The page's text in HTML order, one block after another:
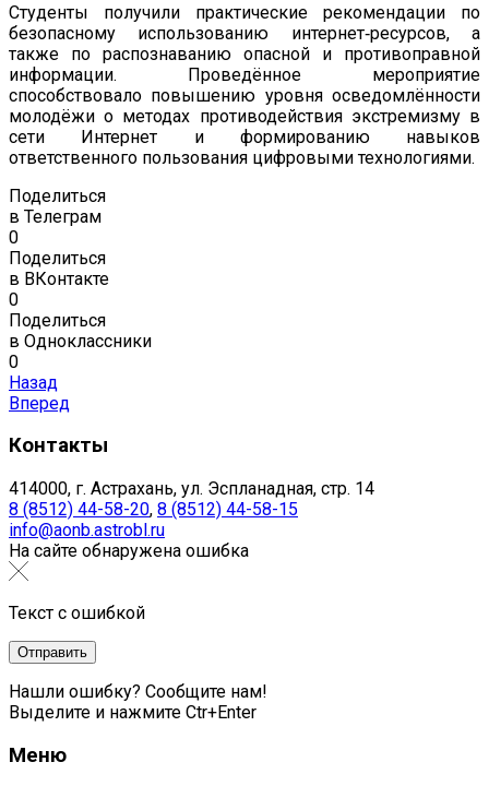
Студенты получили практические рекомендации по
безопасному использованию интернет‑ресурсов, а
также по распознаванию опасной и противоправной
информации. Проведённое мероприятие
способствовало повышению уровня осведомлённости
молодёжи о методах противодействия экстремизму в
сети Интернет и формированию навыков
ответственного пользования цифровыми технологиями.
Поделиться
в Телеграм
0
Поделиться
в ВКонтакте
0
Поделиться
в Одноклассники
0
Назад
Вперед
Контакты
414000, г. Астрахань, ул. Эспланадная, стр. 14
8 (8512) 44-58-20, 8 (8512) 44-58-15
info@aonb.astrobl.ru
На сайте обнаружена ошибка
Текст с ошибкой
Нашли ошибку? Сообщите нам!
Выделите и нажмите Ctr+Enter
Меню